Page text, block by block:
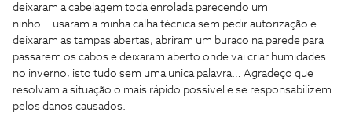
deixaram a cabelagem toda enrolada parecendo um
ninho… usaram a minha calha técnica sem pedir autorização e
deixaram as tampas abertas, abriram um buraco na parede para
passarem os cabos e deixaram aberto onde vai criar humidades
no inverno, isto tudo sem uma unica palavra… Agradeço que
resolvam a situação o mais rápido possivel e se responsabilizem
pelos danos causados.